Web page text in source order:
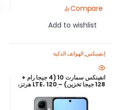
Compare
Add to wishlist
إنفينيكس,الهواتف الذكية
انفينكس سمارت 10 (4 جيجا رام +
128 جيجا تخزين) – LTE، 120 هرتز،